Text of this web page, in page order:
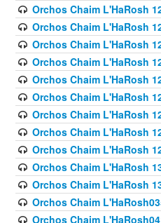
Orchos Chaim L'HaRosh
Orchos Chaim L'HaRosh
Orchos Chaim L'HaRosh
Orchos Chaim L'HaRosh
Orchos Chaim L'HaRosh
Orchos Chaim L'HaRosh
Orchos Chaim L'HaRosh
Orchos Chaim L'HaRosh
Orchos Chaim L'HaRosh
Orchos Chaim L'HaRosh
Orchos Chaim L'HaRosh
Orchos Chaim
Orchos Chaim